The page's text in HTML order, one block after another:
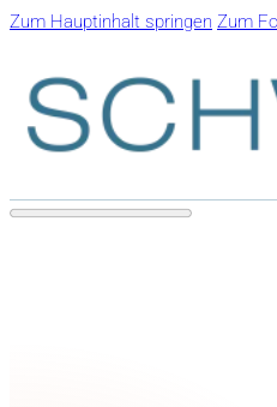
Zum Hauptinhalt springen Zum